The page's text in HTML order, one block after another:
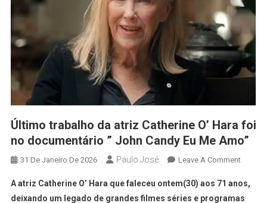
Último trabalho da atriz Catherine O’ Hara foi
no documentário ” John Candy Eu Me Amo”
31 De Janeiro De 2026 Paulo José Leave A Comment
A atriz Catherine O’ Hara que faleceu ontem(30) aos 71 anos,
deixando um legado de grandes filmes séries e programas